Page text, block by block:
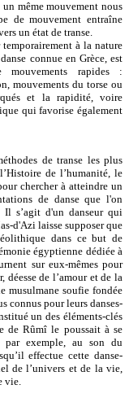
même mouvement nous
de mouvement entraîne
un état de transe.
à la nature
connue en Grèce, est
rapides :
mouvements du torse ou
et la rapidité, voire
qui favorise également
de transe les plus
de l’humanité, le
chercher à atteindre un
de danse que l'on
Il s’agit d'un danseur qui
d'Azi laisse supposer que
dans ce but de
égyptienne dédiée à
sur eux-mêmes pour
de l’amour et de la
musulmane soufie fondée
connus pour leurs danses-
un des éléments-clés
de Rûmî le poussait à se
exemple, au son du
effectue cette danse-
de l’univers et de la vie,
vie.